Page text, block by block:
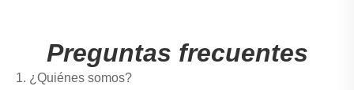
Preguntas frecuentes
1. ¿Quiénes somos?